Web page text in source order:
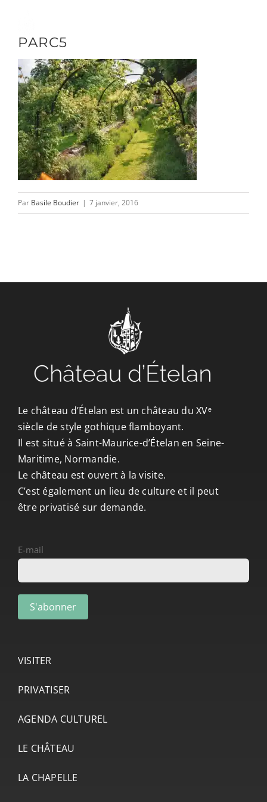
contenu
DÉCOUVRIR
VENIR
NOUS SUIVRE
PARC5
Par Basile Boudier | 7 janvier, 2016
Le château d’Ételan est un château du XVᵉ
siècle de style gothique flamboyant.
Il est situé à Saint-Maurice-d’Ételan en Seine-
Maritime, Normandie.
Le château est ouvert à la visite.
C’est également un lieu de culture et il peut
être privatisé sur demande.
E-mail
VISITER
PRIVATISER
AGENDA CULTUREL
LE CHÂTEAU
LA CHAPELLE